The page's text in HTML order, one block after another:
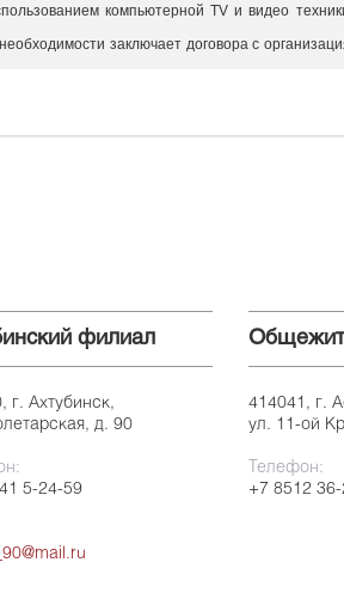
компьютерной TV и видео
заключает договора с
филиал
г. Ахтубинск,
д. 90
5-24-59
414041, г.
ул. 11-ой
Телефон:
+7 8512